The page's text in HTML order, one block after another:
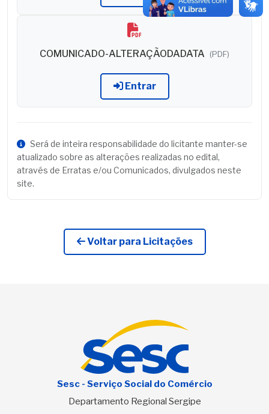
COMUNICADO-ALTERAÇÃODADATA (PDF)
Entrar
Será de inteira responsabilidade do licitante manter-se
atualizado sobre as alterações realizadas no edital,
através de Erratas e/ou Comunicados, divulgados neste
site.
Voltar para Licitações
Sesc - Serviço Social do Comércio
Departamento Regional Sergipe